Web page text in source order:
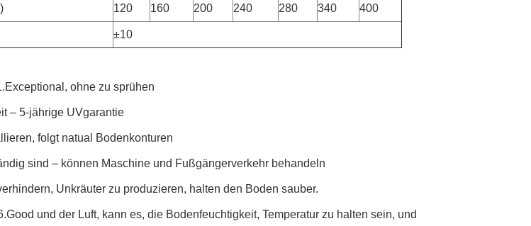
120 160 200 240 280 340 400
±10
ohne zu sprühen
– 5-jährige UVgarantie
folgt natual Bodenkonturen
sind – können Maschine und Fußgängerverkehr behandeln
Unkräuter zu produzieren, halten den Boden sauber.
und der Luft, kann es, die Bodenfeuchtigkeit, Temperatur zu halten sein, und